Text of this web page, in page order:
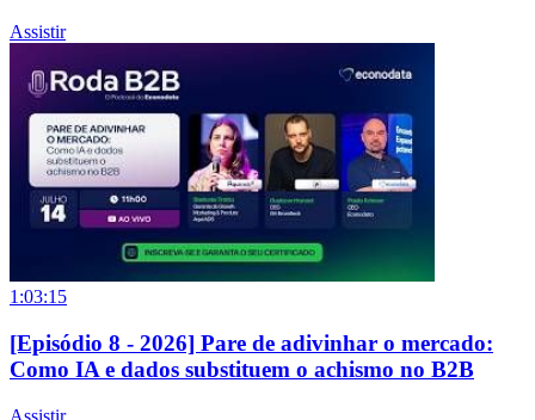
Assistir
1:03:15
[Episódio 8 - 2026] Pare de adivinhar o mercado:
Como IA e dados substituem o achismo no B2B
Assistir